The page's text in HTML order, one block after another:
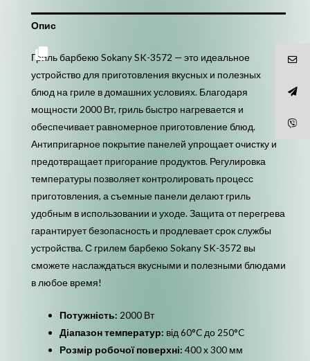
покриття
панелі
Опис
Гриль барбекю Sokany SK-3572 — это идеальное
устройство для приготовления вкусных и полезных
блюд на гриле в домашних условиях. Благодаря
мощности 2000 Вт, гриль быстро нагревается и
обеспечивает равномерное приготовление блюд.
Антипригарное покрытие панелей упрощает очистку и
предотвращает пригорание продуктов. Регулировка
температуры позволяет контролировать процесс
приготовления, а съемные панели делают гриль
удобным в использовании и уходе. Защита от перегрева
гарантирует безопасность и продлевает срок службы
устройства. С грилем барбекю Sokany SK-3572 вы
сможете наслаждаться вкусными и полезными блюдами
в любое время!
Потужність: 2000 Вт
Діапазон температур: від 60°C до 250°C
Розмір робочої поверхні: 400 x 300 мм